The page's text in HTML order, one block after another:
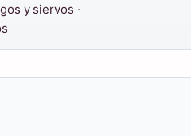
y siervos ·